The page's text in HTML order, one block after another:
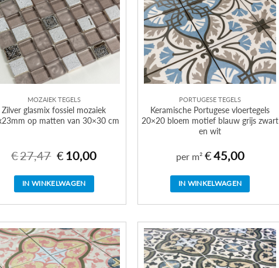
MOZAIEK TEGELS
Zilver glasmix fossiel mozaiek
op matten van 30×30 cm
€27,47 Oorspronkelijke
prijs
€27,47.
€ 10,00Huidige
prijs
IN WINKELWAGEN
PORTUGESE TEGELS
Keramische Portugese vloertegels
20×20 bloem motief blauw grijs zwart
en wit
per m² €45,00
IN WINKELWAGEN